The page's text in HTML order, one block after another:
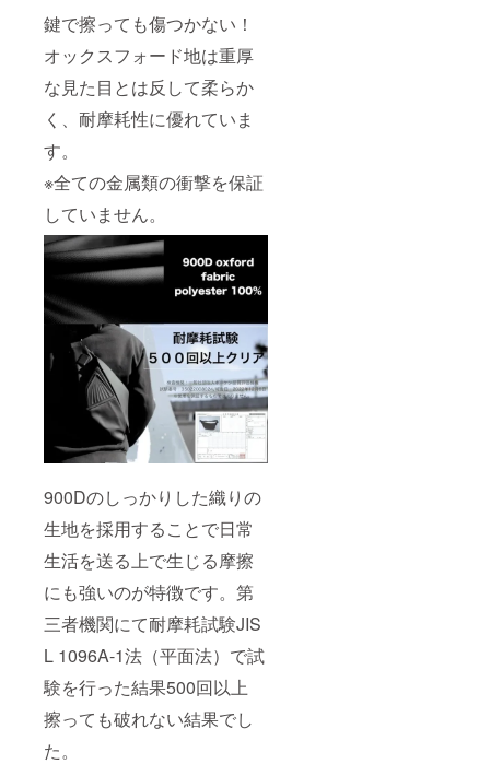
鍵で擦っても傷つかない！
オックスフォード地は重厚
な見た目とは反して柔らか
く、耐摩耗性に優れていま
す。
※全ての金属類の衝撃を保証
していません。
900Dのしっかりした織りの
生地を採用することで日常
生活を送る上で生じる摩擦
にも強いのが特徴です。第
三者機関にて耐摩耗試験JIS
L 1096A-1法（平面法）で試
験を行った結果500回以上
擦っても破れない結果でし
た。